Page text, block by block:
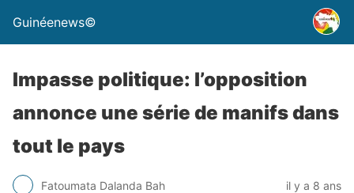
Guinéenews©
Impasse politique: l’opposition
annonce une série de manifs dans
tout le pays
Fatoumata Dalanda Bah il y a 8 ans